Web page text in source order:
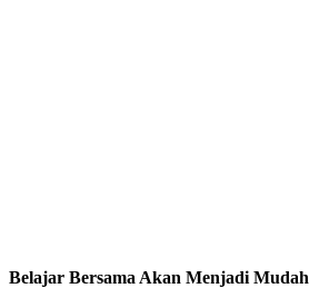
Belajar Bersama Akan Menjadi Mudah